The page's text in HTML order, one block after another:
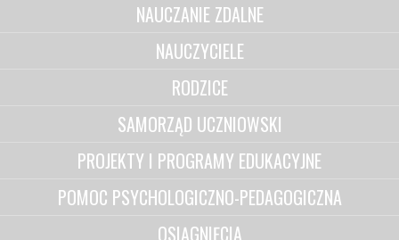
NAUCZANIE ZDALNE
NAUCZYCIELE
RODZICE
SAMORZĄD UCZNIOWSKI
PROJEKTY I PROGRAMY EDUKACYJNE
POMOC PSYCHOLOGICZNO-PEDAGOGICZNA
OSIĄGNIĘCIA